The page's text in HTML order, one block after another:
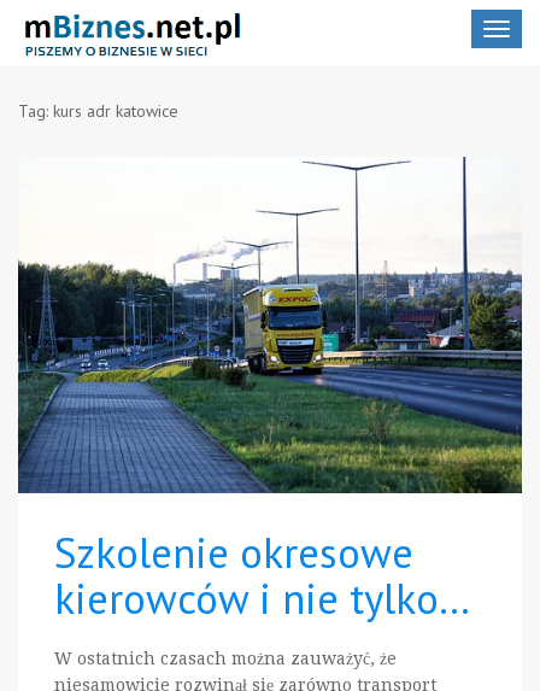
Toggle
Tag: kurs adr katowice
Szkolenie okresowe
kierowców i nie tylko…
W ostatnich czasach można zauważyć, że
niesamowicie rozwinął się zarówno transport